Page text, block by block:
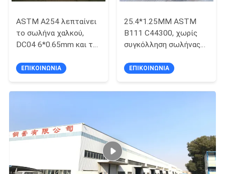
ASTM A254 λεπταίνει
το σωλήνα χαλκού,
DC04 6*0.65mm και το
ντυμένος χαλκός
ΕΠΙΚΟΙΝΩΝΊΑ
25.4*1.25MM ASTM
B111 C44300, χωρίς
συγκόλληση σωλήνας
ορείχαλκου ναυαρχείου
ΕΠΙΚΟΙΝΩΝΊΑ